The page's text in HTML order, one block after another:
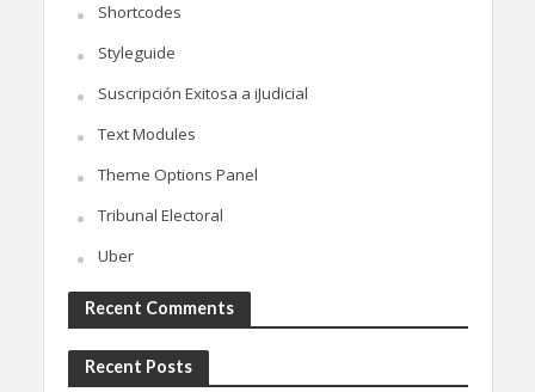
Shortcodes
Styleguide
Suscripción Exitosa a iJudicial
Text Modules
Theme Options Panel
Tribunal Electoral
Uber
Recent Comments
Recent Posts